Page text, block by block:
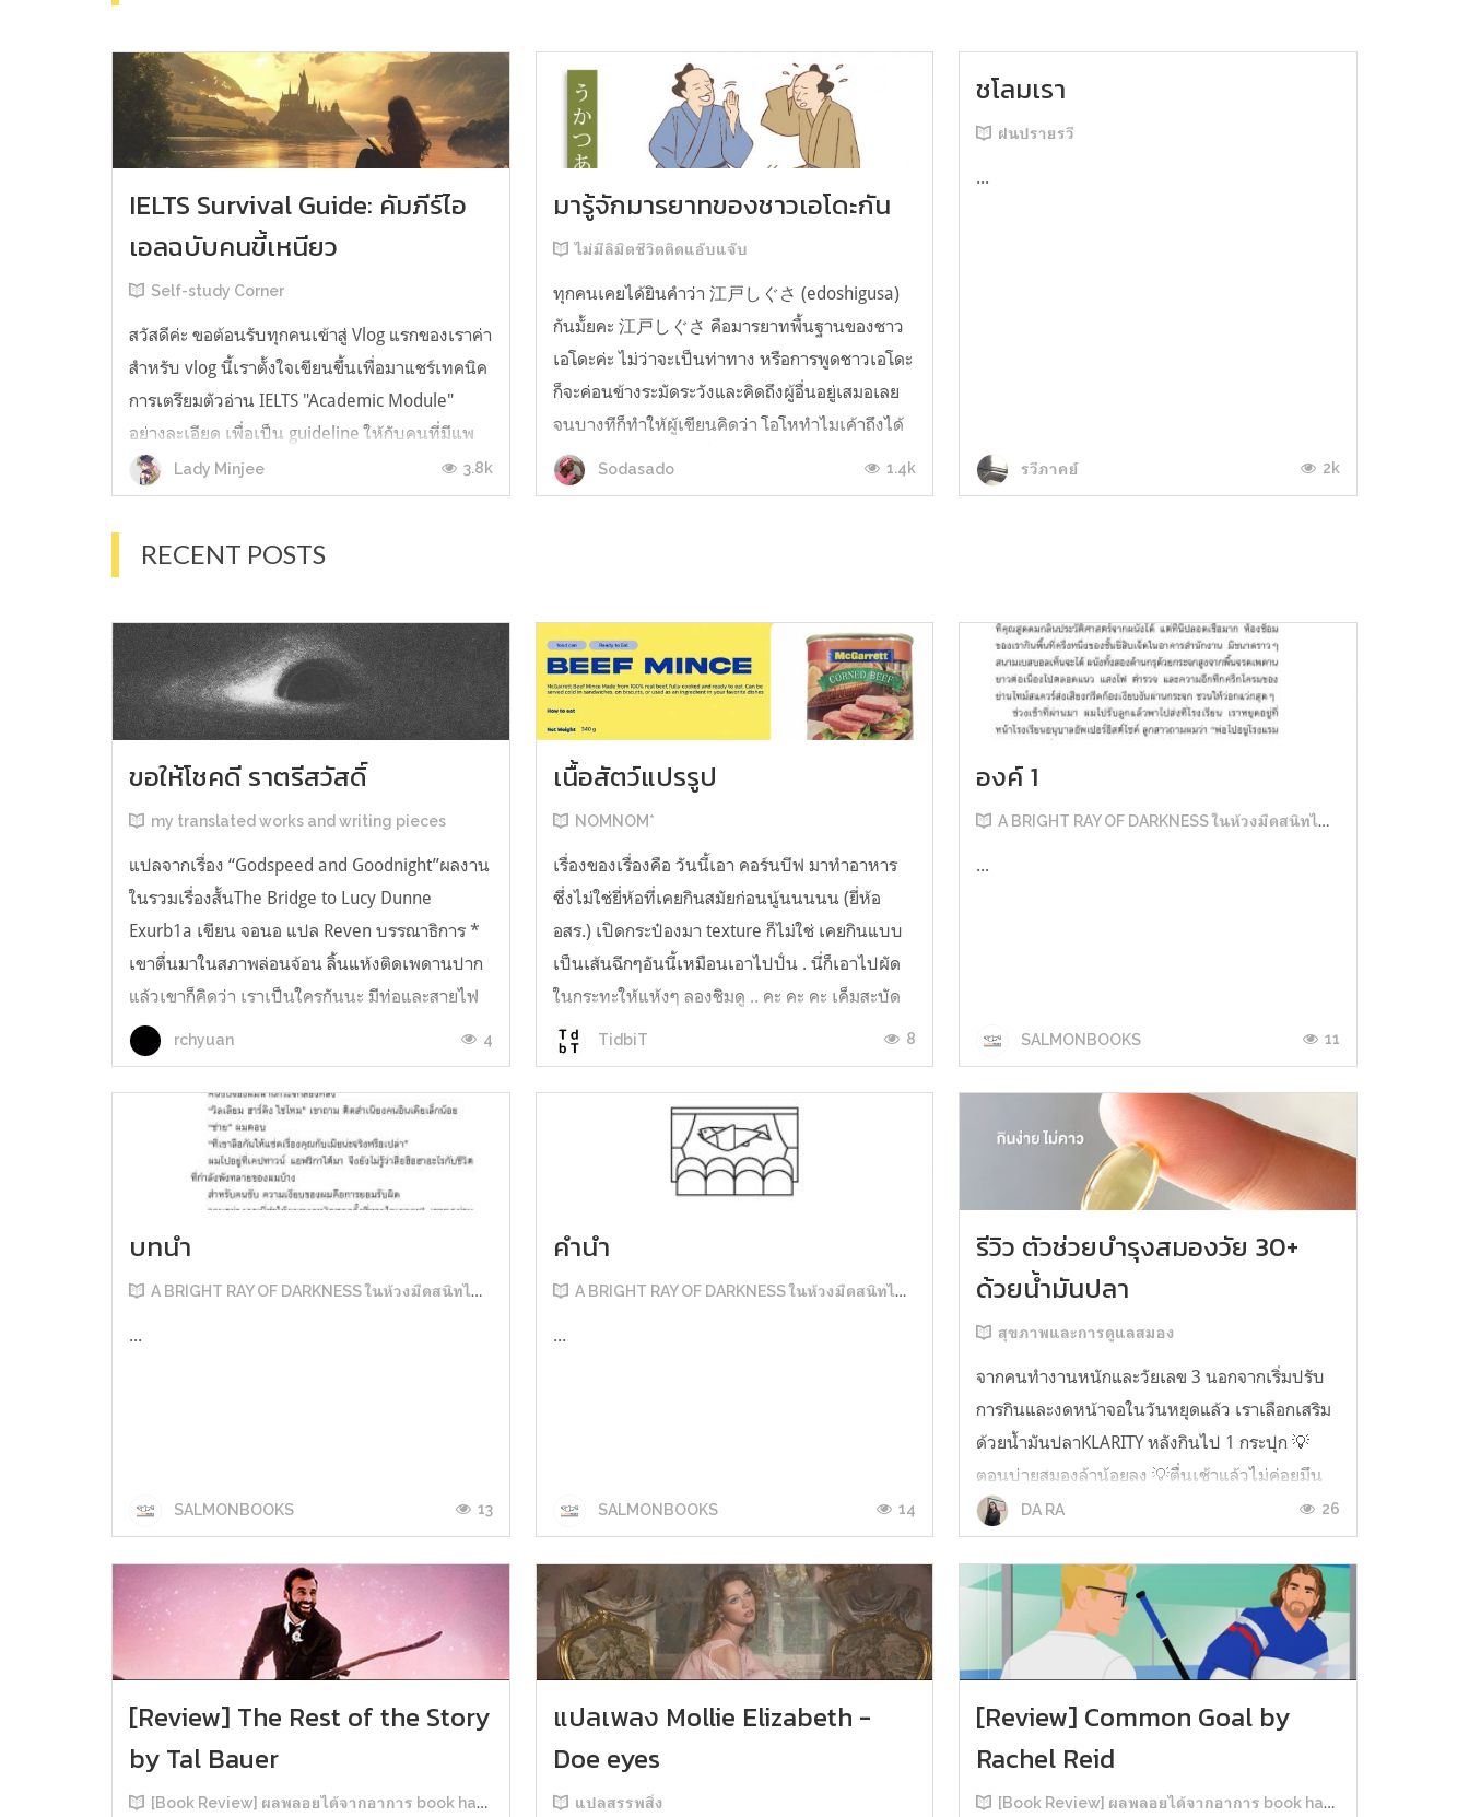
IELTS Survival Guide: คัมภีร์ไอ
เอลฉบับคนขี้เหนียว
Self-study Corner
สวัสดีค่ะ ขอต้อนรับทุกคนเข้าสู่ Vlog แรกของเราค่า
สำหรับ vlog นี้เราตั้งใจเขียนขึ้นเพื่อมาแชร์เทคนิค
การเตรียมตัวอ่าน IELTS "Academic Module"
อย่างละเอียด เพื่อเป็น guideline ให้กับคนที่มีแพ
ลนจะสอบแต่ไม่รู้ต้องเริ่มตรงไหน หรืออยากจะได้
ข้อมูลเพิ่มเติมมาเสริมความมั่นใจจากที่ตัวเองเรียน
Lady Minjee 3.8k
มารู้จักมารยาทของชาวเอโดะกัน
ไม่มีลิมิตชีวิตติดแอ๊บแจ๊บ
ทุกคนเคยได้ยินคำว่า 江戸しぐさ (edoshigusa)
กันมั้ยคะ 江戸しぐさ คือมารยาทพื้นฐานของชาว
เอโดะค่ะ ไม่ว่าจะเป็นท่าทาง หรือการพูดชาวเอโดะ
ก็จะค่อนข้างระมัดระวังและคิดถึงผู้อื่นอยู่เสมอเลย
จนบางทีก็ทำให้ผู้เขียนคิดว่า โอโหทำไมเค้าถึงได้
คิดถึงคนอื่นได้ขนาดนี้นะอยากรู้มั้ยคะว่าชาวเอโดะ
มารยาทดีขนาดไหน มาลองอ่านกันได้เ...
Sodasado 1.4k
ชโลมเรา
ฝนปรายรวี
...
รวีภาคย์ 2k
RECENT POSTS
ขอให้โชคดี ราตรีสวัสดิ์
my translated works and writing pieces
แปลจากเรื่อง “Godspeed and Goodnight”ผลงาน
ในรวมเรื่องสั้นThe Bridge to Lucy Dunne
Exurb1a เขียน จอนอ แปล Reven บรรณาธิการ *
เขาตื่นมาในสภาพล่อนจ้อน ลิ้นแห้งติดเพดานปาก
แล้วเขาก็คิดว่า เราเป็นใครกันนะ มีท่อและสายไฟ
อยู่ในตัว เกิดความรู้สึกอยากฉี่ และแม้ตัวเขาจะ
เหยียดตรง ก็มีแต่ความมืดมิดอยู่เบื้องหน้...
rchyuan 4
เนื้อสัตว์แปรรูป
NOMNOM*
เรื่องของเรื่องคือ วันนี้เอา คอร์นบีฟ มาทำอาหาร
ซึ่งไม่ใช่ยี่ห้อที่เคยกินสมัยก่อนนู้นนนนน (ยี่ห้อ
อสร.) เปิดกระป๋องมา texture ก็ไม่ใช่ เคยกินแบบ
เป็นเส้นฉีกๆอันนี้เหมือนเอาไปปั่น . นี่ก็เอาไปผัด
ในกระทะให้แห้งๆ ลองชิมดู .. คะ คะ คะ เค็มสะบัด
O o" ... แบบใช้โควต้ากินโซเดียมทั้งสัปดาห์
ต้องหาผักนึ่ง ...
TidbiT 8
องค์ 1
A BRIGHT RAY OF DARKNESS ในห้วงมืดสนิทไม่มิดแสง
...
SALMONBOOKS 11
บทนำ
A BRIGHT RAY OF DARKNESS ในห้วงมืดสนิทไม่มิดแสง
...
SALMONBOOKS 13
คำนำ
A BRIGHT RAY OF DARKNESS ในห้วงมืดสนิทไม่มิดแสง
...
SALMONBOOKS 14
รีวิว ตัวช่วยบำรุงสมองวัย 30+
ด้วยน้ำมันปลา
สุขภาพและการดูแลสมอง
จากคนทำงานหนักและวัยเลข 3 นอกจากเริ่มปรับ
การกินและงดหน้าจอในวันหยุดแล้ว เราเลือกเสริม
ด้วยน้ำมันปลาKLARITY หลังกินไป 1 กระปุก 💡
ตอนบ่ายสมองล้าน้อยลง 💡ตื่นเช้าแล้วไม่ค่อยมึน
หัว 💡ไอเดียไม่ตัน ยิ่งทำงานสาย Content แนะนำ
ว่าควรมี ชอบตรงที่ไม่มีกลิ่นคาวเลย กินง่ายสุด
ตั้งแต่เคยกินน้ำมันปลามาเลย ใครที่เคยกิ...
DA RA 26
[Review] The Rest of the Story
by Tal Bauer
[Book Review] ผลพลอยได้จากอาการ book hangover หลังอ่านสารพัน MM Romance
แปลเพลง Mollie Elizabeth -
Doe eyes
แปลสรรพสิ่ง
[Review] Common Goal by
Rachel Reid
[Book Review] ผลพลอยได้จากอาการ book hangover หลังอ่านสารพัน MM Romance